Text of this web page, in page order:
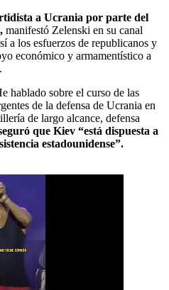
a Ucrania por parte del
manifestó Zelenski en su canal
a los esfuerzos de republicanos y
económico y armamentístico a
hablado sobre el curso de las
de la defensa de Ucrania en
de largo alcance, defensa
que Kiev “está dispuesta a
estadounidense”.